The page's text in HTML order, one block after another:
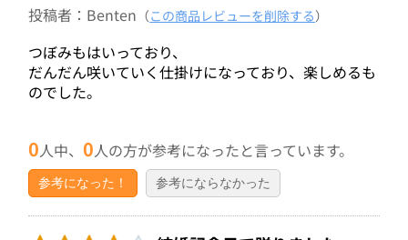
投稿者：Benten （この商品レビューを削除する）
つぼみもはいっており、
だんだん咲いていく仕掛けになっており、楽しめるも
のでした。
0人中、0人の方が参考になったと言っています。
参考になった！ 参考にならなかった